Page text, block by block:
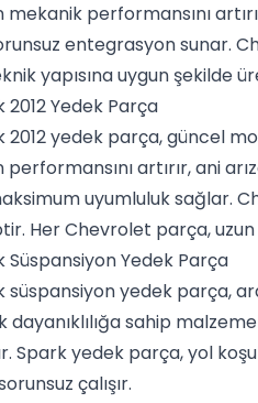
mekanik performansını
entegrasyon sunar.
yapısına uygun şekilde
Yedek Parça
yedek parça, güncel
performansını artırır, ani
uyumluluk sağlar.
Her Chevrolet parça,
Yedek Parça
yedek parça,
dayanıklılığa sahip
Spark yedek parça, yol
çalışır.